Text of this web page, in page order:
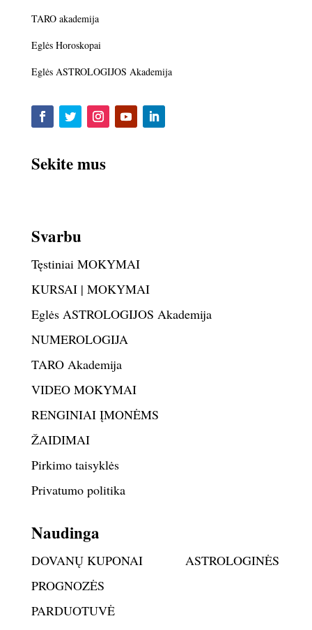
TARO akademija
Eglės Horoskopai
Eglės ASTROLOGIJOS Akademija
Sekite mus
Svarbu
Tęstiniai MOKYMAI
KURSAI | MOKYMAI
Eglės ASTROLOGIJOS Akademija
NUMEROLOGIJA
TARO Akademija
VIDEO MOKYMAI
RENGINIAI ĮMONĖMS
ŽAIDIMAI
Pirkimo taisyklės
Privatumo politika
Naudinga
DOVANŲ KUPONAI
ASTROLOGINĖS
PROGNOZĖS
PARDUOTUVĖ